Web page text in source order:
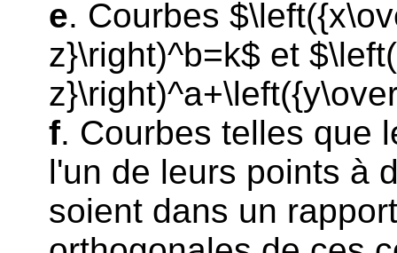
e. Courbes
z}\right)^b=k$ et
f. Courbes telles que
l'un de leurs points à
soient dans un